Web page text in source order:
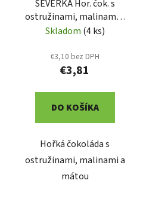
SEVERKA Hor. čok. s
ostružinami, malinami a
mátou 50g (9055)
Skladom (4 ks)
€3,10 bez DPH
€3,81
DO KOŠÍKA
Hořká čokoláda s
ostružinami, malinami a
mátou